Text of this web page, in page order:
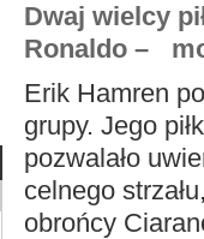
Dwaj wielcy
Ronaldo –
Erik Hamren
grupy. Jego
pozwalało
celnego
obrońcy